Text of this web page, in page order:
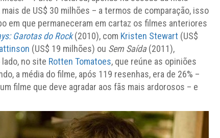
de US$ 30 milhões – a termos de comparação, isso
em que permaneceram em cartaz os filmes anteriores
Garotas do Rock(2010), com Kristen Stewart (US$
(US$ 19 milhões) ou Sem Saída(2011),
no site Rotten Tomatoes, que reúne as opiniões
a média do filme, após 119 resenhas, era de 26% –
filme que deve agradar aos fãs mais ardorosos – e